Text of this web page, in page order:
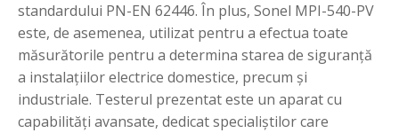
standardului PN-EN 62446. În plus, Sonel MPI-540-PV
este, de asemenea, utilizat pentru a efectua toate
măsurătorile pentru a determina starea de siguranță
a instalațiilor electrice domestice, precum și
industriale. Testerul prezentat este un aparat cu
capabilități avansate, dedicat specialiștilor care